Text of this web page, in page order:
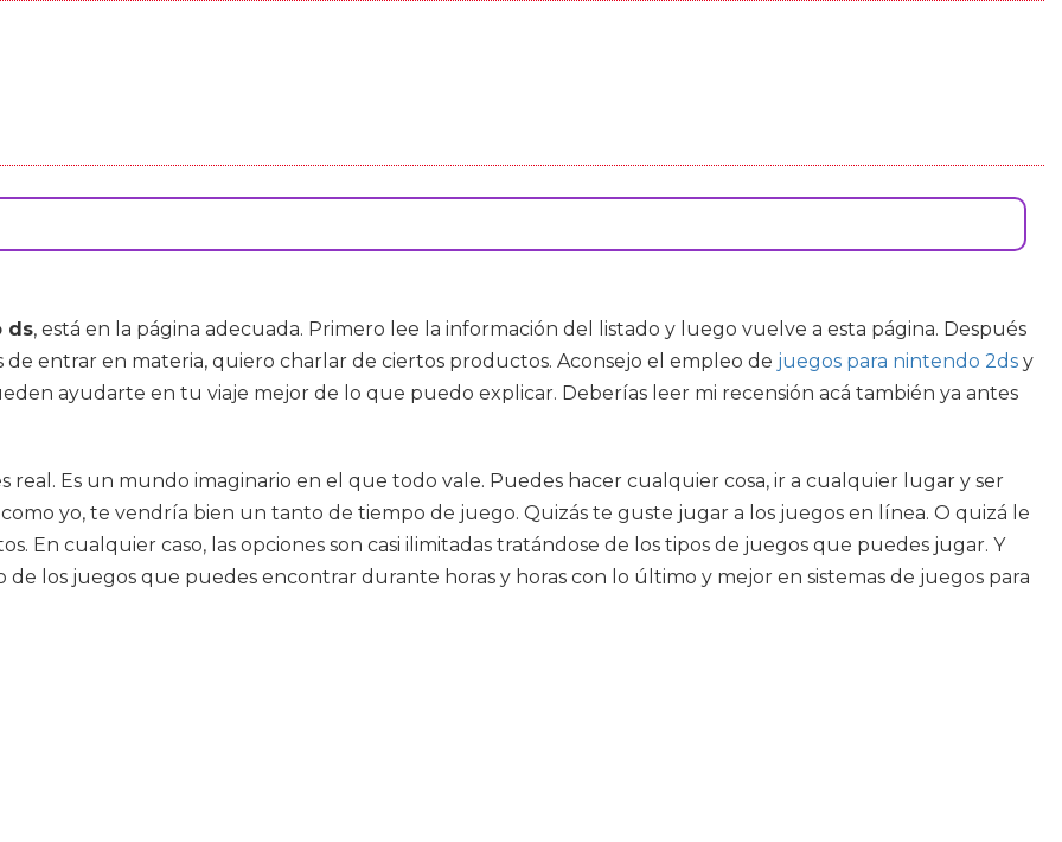
ds, está en la página adecuada. Primero lee la información del listado y luego vuelve a esta página. Después
de entrar en materia, quiero charlar de ciertos productos. Aconsejo el empleo de juegos para nintendo 2ds y
ayudarte en tu viaje mejor de lo que puedo explicar. Deberías leer mi recensión acá también ya antes
real. Es un mundo imaginario en el que todo vale. Puedes hacer cualquier cosa, ir a cualquier lugar y ser
yo, te vendría bien un tanto de tiempo de juego. Quizás te guste jugar a los juegos en línea. O quizá le
En cualquier caso, las opciones son casi ilimitadas tratándose de los tipos de juegos que puedes jugar. Y
los juegos que puedes encontrar durante horas y horas con lo último y mejor en sistemas de juegos para